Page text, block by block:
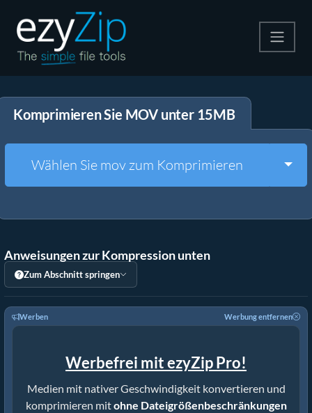
Entpacken
Weitere Tools
Komprimieren Sie MOV unter 15MB
Wählen Sie mov zum Komprimieren
Anweisungen zur Kompression unten
Zum Abschnitt springen
Werben Werbung entfernen
Werbefrei mit ezyZip Pro!
Medien mit nativer Geschwindigkeit konvertieren und
komprimieren mitohne Dateigrößenbeschränkungen